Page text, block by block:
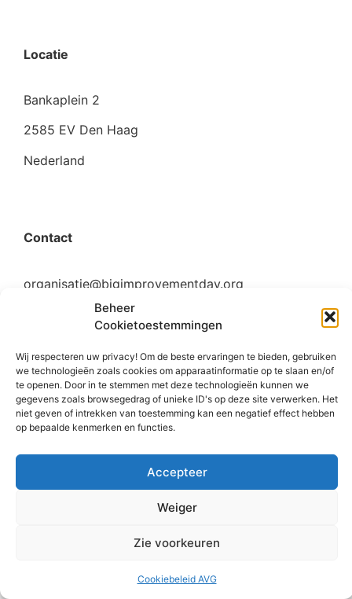
Beheer
Cookietoestemmingen
Wij respecteren uw privacy! Om de beste ervaringen te bieden, gebruiken
we technologieën zoals cookies om apparaatinformatie op te slaan en/of
te openen. Door in te stemmen met deze technologieën kunnen we
gegevens zoals browsegedrag of unieke ID's op deze site verwerken. Het
niet geven of intrekken van toestemming kan een negatief effect hebben
op bepaalde kenmerken en functies.
Accepteer
Weiger
Zie voorkeuren
Cookiebeleid AVG
Locatie
Bankaplein 2
2585 EV Den Haag
Nederland
Contact
organisatie@bigimprovementday.org
+31 6 53124595
Social